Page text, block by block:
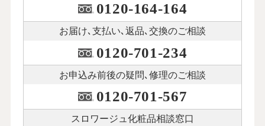
0120-164-164
お届け､支払い､ 返品､交換のご相談
0120-701-234
お申込み前後の疑問､修理のご相談
0120-701-567
スロワージュ化粧品相談窓口